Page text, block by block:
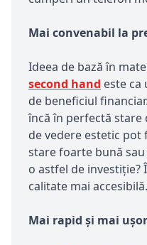
Mai convenabil la
Ideea de bază în
second hand este ca
de beneficiul
încă în perfectă
de vedere estetic pot
stare foarte bună sau
o astfel de investiție?
calitate mai accesibilă.
Mai rapid și mai